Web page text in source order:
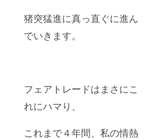
猪突猛進に真っ直ぐに進ん
でいきます。
フェアトレードはまさにこ
れにハマり、
これまで４年間、私の情熱